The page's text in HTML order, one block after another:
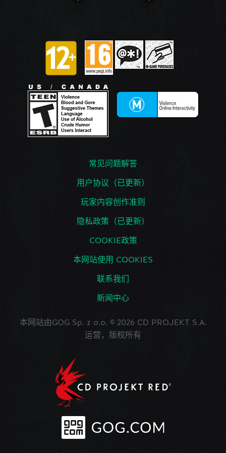
常见问题解答
用户协议（已更新）
玩家内容创作准则
隐私政策（已更新）
COOKIE政策
本网站使用 COOKIES
联系我们
新闻中心
本网站由GOG Sp. z o.o. © 2026 CD PROJEKT S.A.
运营，版权所有